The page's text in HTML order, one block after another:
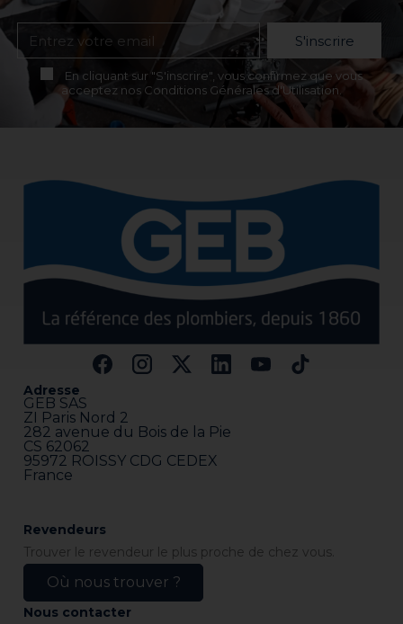
En cliquant sur "S'inscrire", vous confirmez que vous
acceptez nos Conditions Générales d'Utilisation.
S'inscrire
Adresse
GEB SAS
ZI Paris Nord 2
282 avenue du Bois de la Pie
CS 62062
95972 ROISSY CDG CEDEX
France
Revendeurs
Trouver le revendeur le plus proche de chez vous.
Où nous trouver ?
Nous contacter